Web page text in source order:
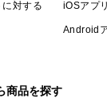
対する
iOSアプリ
Android
商品を探す